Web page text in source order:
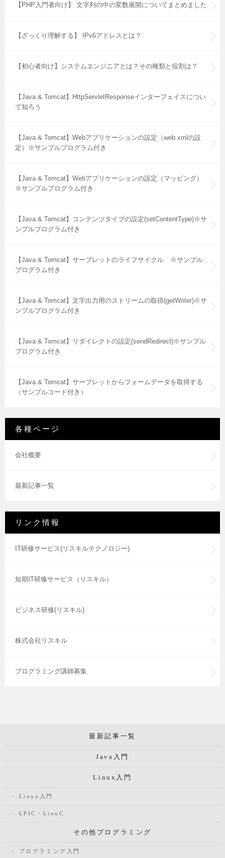
【PHP入門者向け】 文字列の中の変数展開についてまとめました
【ざっくり理解する】 IPv6アドレスとは？
【初心者向け】システムエンジニアとは？その種類と役割は？
【Java & Tomcat】HttpServletResponseインターフェイスについ
て知ろう
【Java & Tomcat】Webアプリケーションの設定（web.xmlの設
定）※サンプルプログラム付き
【Java & Tomcat】Webアプリケーションの設定（マッピング）
※サンプルプログラム付き
【Java & Tomcat】コンテンツタイプの設定(setContentType)※サ
ンプルプログラム付き
【Java & Tomcat】サーブレットのライフサイクル ※サンプル
プログラム付き
【Java & Tomcat】文字出力用のストリームの取得(getWriter)※サ
ンプルプログラム付き
【Java & Tomcat】リダイレクトの設定(sendRedirect)※サンプル
プログラム付き
【Java & Tomcat】サーブレットからフォームデータを取得する
（サンプルコード付き）
各種ページ
会社概要
最新記事一覧
リンク情報
IT研修サービス(リスキルテクノロジー)
短期IT研修サービス（リスキル）
ビジネス研修(リスキル)
株式会社リスキル
プログラミング講師募集
最新記事一覧
Java入門
Linux入門
Linux入門
LPIC・LinuC
その他プログラミング
プログラミング入門